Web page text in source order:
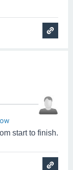
start to finish.